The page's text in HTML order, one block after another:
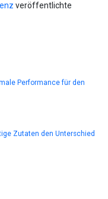
veröffentlichte
Performance für den
Zutaten den Unterschied